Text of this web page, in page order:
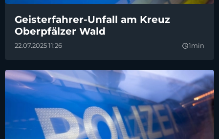
Geisterfahrer-Unfall am Kreuz
Oberpfälzer Wald
22.07.2025 11:26 query_builder1min